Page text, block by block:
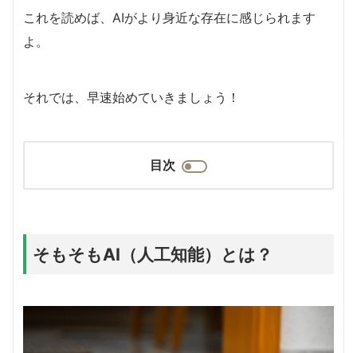
これを読めば、AIがより身近な存在に感じられます
よ。
それでは、早速始めていきましょう！
目次
そもそもAI（人工知能）とは？